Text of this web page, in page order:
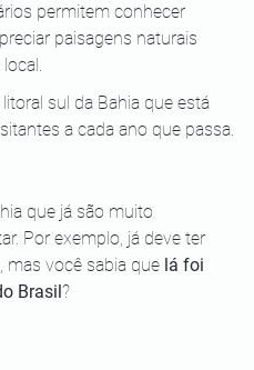
permitem conhecer
paisagens naturais
sul da Bahia que está
a cada ano que passa.
que já são muito
Por exemplo, já deve ter
mas você sabia que lá foi
Brasil?